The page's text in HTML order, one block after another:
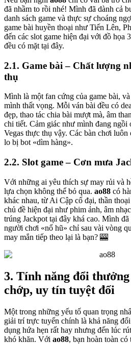
đã nhầm to rồi nhé! Mình đã dành cả
danh sách game và thực sự choáng
game bài huyền thoại như Tiến Lên,
đến các slot game hiện đại với đồ họa
đều có mặt tại đây.
2.1. Game bài – Chất lượng
thụ
Mình là một fan cứng của game bài, và
mình thất vọng. Mỗi ván bài đều có
đẹp, thao tác chia bài mượt mà, âm
chi tiết. Cảm giác như mình đang ngồi
Vegas thực thụ vậy. Các bàn chơi
lo bị bot «dìm hàng».
2.2. Slot game – Cơn mưa
Với những ai yêu thích sự may rủi và
lựa chọn không thể bỏ qua. ao88 có
khác nhau, từ Ai Cập cổ đại, thần
chủ đề hiện đại như phim ảnh, âm
trúng Jackpot tại đây khá cao. Mình
người chơi «nổ hũ» chỉ sau vài vòng
may mắn tiếp theo lại là bạn? 🎰
3. Tính năng đổi
chớp, uy tín tuyệt đối
Một trong những yếu tố quan trọng
giải trí trực tuyến chính là khả năng
dụng hứa hẹn rất hay nhưng đến lúc
khó khăn. Với ao88, bạn hoàn toàn có